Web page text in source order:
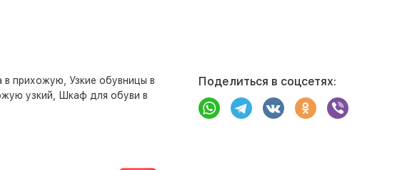
в прихожую
Узкие обувницы в
узкий
Шкаф для обуви в
Поделиться в соцсетях: